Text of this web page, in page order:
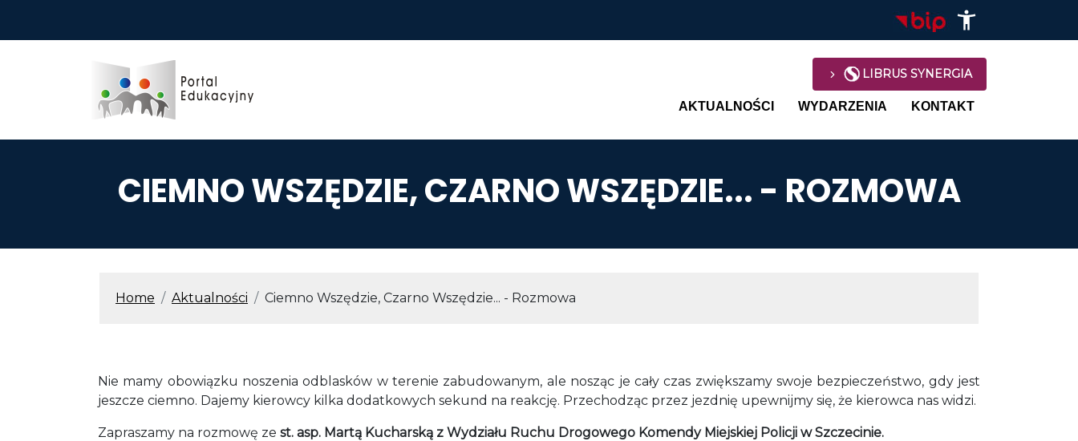
LIBRUS SYNERGIA
Main navigation
AKTUALNOŚCI WYDARZENIA KONTAKT
CIEMNO WSZĘDZIE, CZARNO WSZĘDZIE... - ROZMOWA
ŚCIEŻKA NAWIGACYJNA
Home Aktualności Ciemno Wszędzie, Czarno Wszędzie... - Rozmowa
Nie mamy obowiązku noszenia odblasków w terenie zabudowanym, ale nosząc je cały czas zwiększamy swoje bezpieczeństwo, gdy jest
jeszcze ciemno. Dajemy kierowcy kilka dodatkowych sekund na reakcję. Przechodząc przez jezdnię upewnijmy się, że kierowca nas widzi.
Zapraszamy na rozmowę ze st. asp. Martą Kucharską z Wydziału Ruchu Drogowego Komendy Miejskiej Policji w Szczecinie.